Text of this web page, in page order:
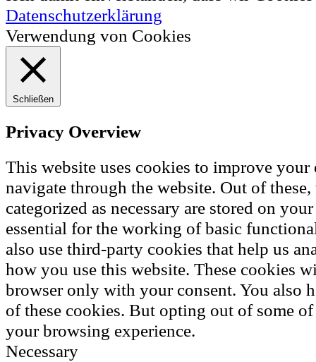
Datenschutzerklärung
Verwendung von Cookies
Schließen
Privacy Overview
This website uses cookies to improve
navigate through the website. Out of
categorized as necessary are stored on
essential for the working of basic
also use third-party cookies that help us
how you use this website. These cookies
browser only with your consent. You also
of these cookies. But opting out of some
your browsing experience.
Necessary